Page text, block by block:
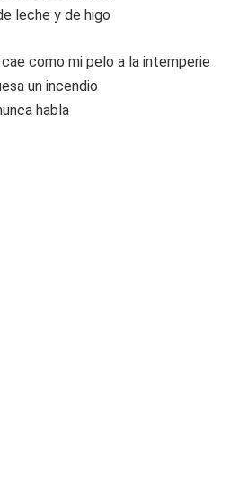
leche y de higo
como mi pelo a la intemperie
un incendio
habla